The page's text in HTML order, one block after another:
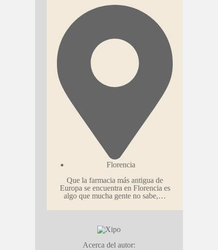
Florencia
Que la farmacia más antigua de
Europa se encuentra en Florencia es
algo que mucha gente no sabe,…
Acerca del autor: